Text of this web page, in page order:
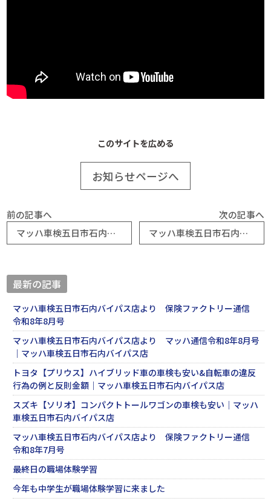
このサイトを広める
お知らせページへ
前の記事へ
マッハ車検五日市石内バイパス店より マッハ通信令和7年7月号｜マッハ車検五日市石内バイパス店
次の記事へ
マッハ車検五日市石内バイパス店より 保険ファクトリー通信 令和7年7月号
最新の記事
マッハ車検五日市石内バイパス店より 保険ファクトリー通信
令和8年8月号
マッハ車検五日市石内バイパス店より マッハ通信令和8年8月号
｜マッハ車検五日市石内バイパス店
トヨタ【プリウス】ハイブリッド車の車検も安い&自転車の違反
行為の例と反則金額｜マッハ車検五日市石内バイパス店
スズキ【ソリオ】コンパクトトールワゴンの車検も安い｜マッハ
車検五日市石内バイパス店
マッハ車検五日市石内バイパス店より 保険ファクトリー通信
令和8年7月号
最終日の職場体験学習
今年も中学生が職場体験学習に来ました